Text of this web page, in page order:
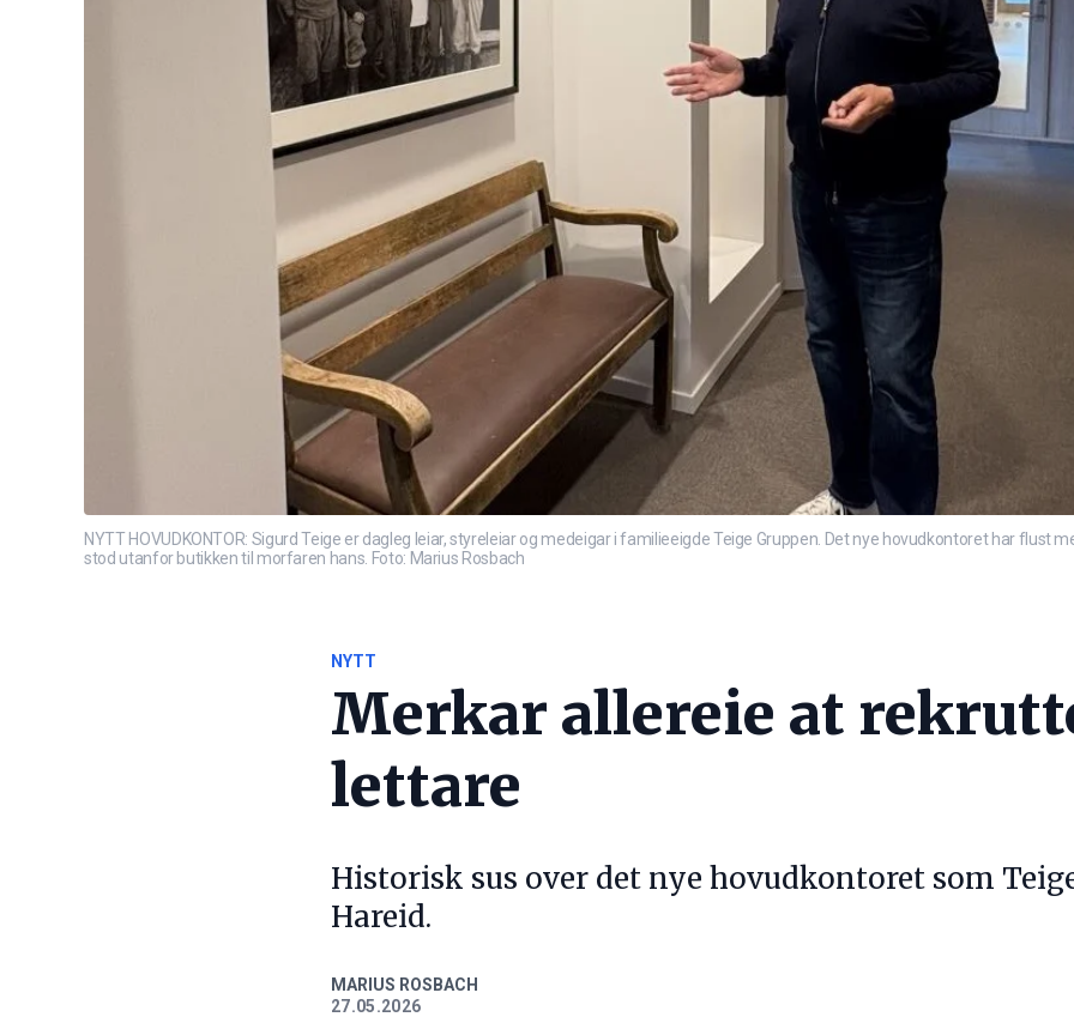
NYTT HOVUDKONTOR: Sigurd Teige er dagleg leiar, styreleiar og medeigar i familieeigde Teige Gruppen. Det nye hovudkontoret har flust
stod utanfor butikken til morfaren hans. Foto: Marius Rosbach
NYTT
Merkar allereie at
lettare
Historisk sus over det nye hovudkontoret som
Hareid.
MARIUS ROSBACH
27.05.2026